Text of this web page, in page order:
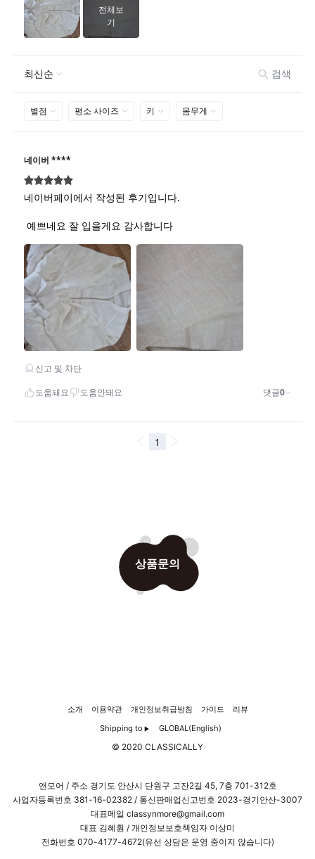
상품문의
소개 이용약관 개인정보취급방침 가이드
리뷰
Shipping to ▶ GLOBAL(English)
© 2020 CLASSICALLY
앤모어 / 주소 경기도 안산시 단원구 고잔2길 45, 7층 701-312호
사업자등록번호 381-16-02382 / 통신판매업신고번호 2023-경기안산-3007
대표메일 classynmore@gmail.com
대표 김혜훤 / 개인정보보호책임자 이상미
전화번호 070-4177-4672(유선 상담은 운영 중이지 않습니다)